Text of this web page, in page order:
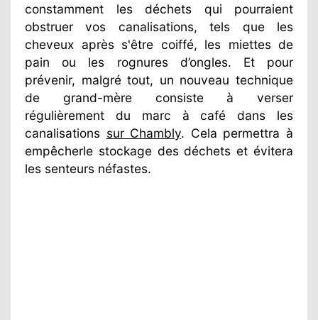
constamment les déchets qui pourraient
obstruer vos canalisations, tels que les
cheveux après s'être coiffé, les miettes de
pain ou les rognures d’ongles. Et pour
prévenir, malgré tout, un nouveau technique
de grand-mère consiste à verser
régulièrement du marc à café dans les
canalisations sur Chambly. Cela permettra à
empêcherle stockage des déchets et évitera
les senteurs néfastes.